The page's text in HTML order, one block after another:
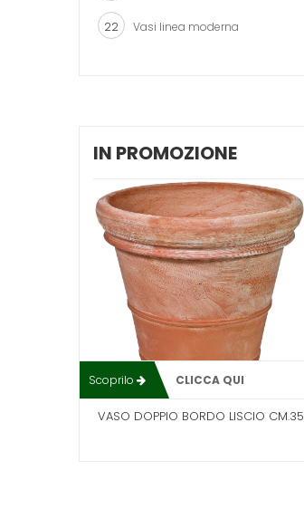
22 Vasi linea moderna
IN PROMOZIONE
Scoprilo CLICCA QUI
VASO DOPPIO BORDO LISCIO CM.35